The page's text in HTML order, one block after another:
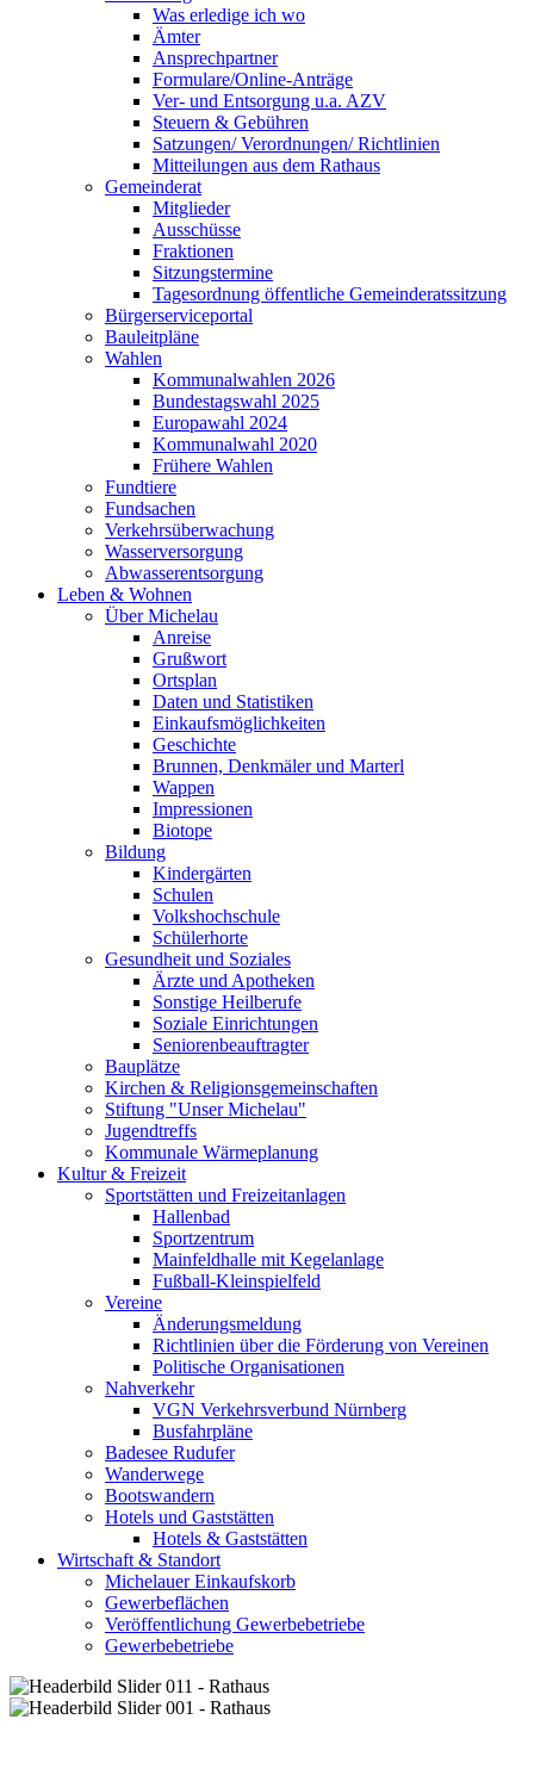
Was erledige ich wo
Ämter
Ansprechpartner
Formulare/Online-Anträge
Ver- und Entsorgung u.a. AZV
Steuern & Gebühren
Satzungen/ Verordnungen/ Richtlinien
Mitteilungen aus dem Rathaus
Gemeinderat
Mitglieder
Ausschüsse
Fraktionen
Sitzungstermine
Tagesordnung öffentliche Gemeinderatssitzung
Bürgerserviceportal
Bauleitpläne
Wahlen
Kommunalwahlen 2026
Bundestagswahl 2025
Europawahl 2024
Kommunalwahl 2020
Frühere Wahlen
Fundtiere
Fundsachen
Verkehrsüberwachung
Wasserversorgung
Abwasserentsorgung
Leben & Wohnen
Über Michelau
Anreise
Grußwort
Ortsplan
Daten und Statistiken
Einkaufsmöglichkeiten
Geschichte
Brunnen, Denkmäler und Marterl
Wappen
Impressionen
Biotope
Bildung
Kindergärten
Schulen
Volkshochschule
Schülerhorte
Gesundheit und Soziales
Ärzte und Apotheken
Sonstige Heilberufe
Soziale Einrichtungen
Seniorenbeauftragter
Bauplätze
Kirchen & Religionsgemeinschaften
Stiftung "Unser Michelau"
Jugendtreffs
Kommunale Wärmeplanung
Kultur & Freizeit
Sportstätten und Freizeitanlagen
Hallenbad
Sportzentrum
Mainfeldhalle mit Kegelanlage
Fußball-Kleinspielfeld
Vereine
Änderungsmeldung
Richtlinien über die Förderung von Vereinen
Politische Organisationen
Nahverkehr
VGN Verkehrsverbund Nürnberg
Busfahrpläne
Badesee Rudufer
Wanderwege
Bootswandern
Hotels und Gaststätten
Hotels & Gaststätten
Wirtschaft & Standort
Michelauer Einkaufskorb
Gewerbeflächen
Veröffentlichung Gewerbebetriebe
Gewerbebetriebe